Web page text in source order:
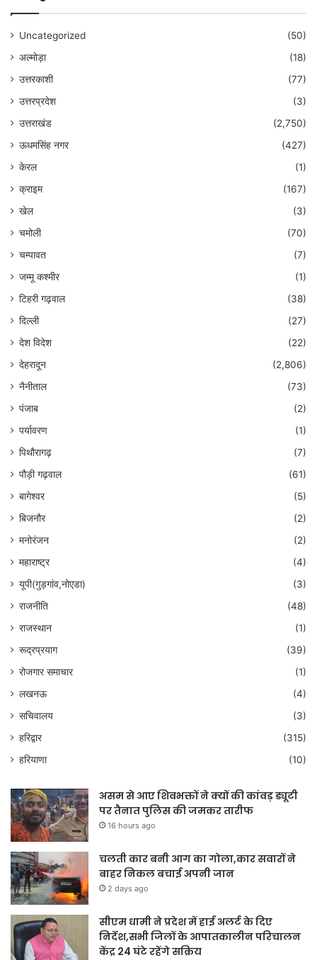
Uncategorized
(50)
अल्मोड़ा
(18)
उत्तरकाशी
(77)
उत्तरप्रदेश
(3)
उत्तराखंड
(2,750)
ऊधमसिंह नगर
(427)
केरल
(1)
क्राइम
(167)
खेल
(3)
चमोली
(70)
चम्पावत
(7)
जम्मू कश्मीर
(1)
टिहरी गढ़वाल
(38)
दिल्ली
(27)
देश विदेश
(22)
देहरादून
(2,806)
नैनीताल
(73)
पंजाब
(2)
पर्यावरण
(1)
पिथौरागढ़
(7)
पौड़ी गढ़वाल
(61)
बागेश्वर
(5)
बिजनौर
(2)
मनोरंजन
(2)
महाराष्ट्र
(4)
यूपी(गुड़गांव,नोएडा)
(3)
राजनीति
(48)
राजस्थान
(1)
रूद्रप्रयाग
(39)
रोजगार समाचार
(1)
लखनऊ
(4)
सचिवालय
(3)
हरिद्वार
(315)
हरियाणा
(10)
असम से आए शिवभक्तों ने क्यों की कांवड़ ड्यूटी
पर तैनात पुलिस की जमकर तारीफ
16 hours ago
चलती कार बनी आग का गोला,कार सवारों ने
बाहर निकल बचाई अपनी जान
2 days ago
सीएम धामी ने प्रदेश में हाई अलर्ट के दिए
निर्देश,सभी जिलों के आपातकालीन परिचालन
केंद्र 24 घंटे रहेंगे सक्रिय